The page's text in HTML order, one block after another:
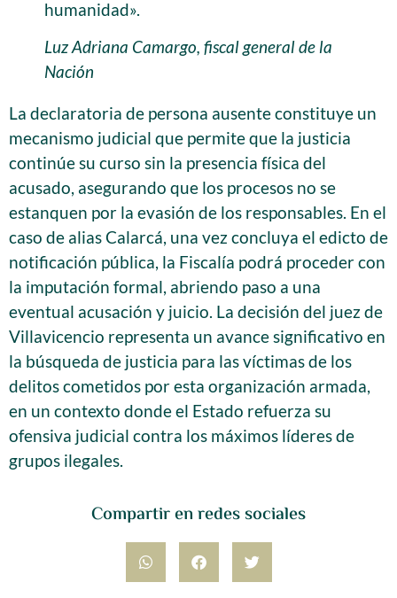
Compartir en redes sociales
humanidad».
Luz Adriana Camargo, fiscal general de la
Nación
La declaratoria de persona ausente constituye un
mecanismo judicial que permite que la justicia
continúe su curso sin la presencia física del
acusado, asegurando que los procesos no se
estanquen por la evasión de los responsables. En el
caso de alias Calarcá, una vez concluya el edicto de
notificación pública, la Fiscalía podrá proceder con
la imputación formal, abriendo paso a una
eventual acusación y juicio. La decisión del juez de
Villavicencio representa un avance significativo en
la búsqueda de justicia para las víctimas de los
delitos cometidos por esta organización armada,
en un contexto donde el Estado refuerza su
ofensiva judicial contra los máximos líderes de
grupos ilegales.